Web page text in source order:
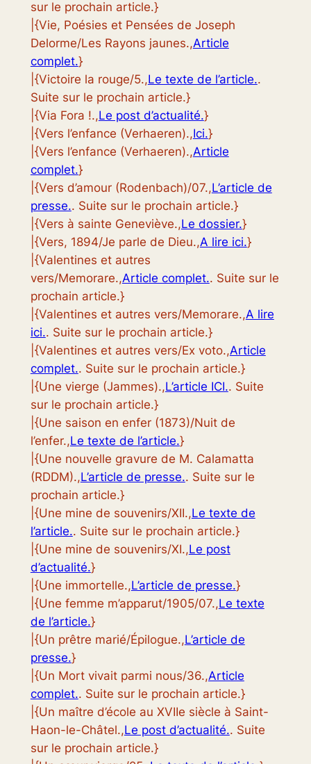
sur le prochain article.}
|{Vie, Poésies et Pensées de Joseph
Delorme/Les Rayons jaunes.,Article
complet.}
|{Victoire la rouge/5.,Le texte de l’article..
Suite sur le prochain article.}
|{Via Fora !.,Le post d’actualité.}
|{Vers l’enfance (Verhaeren).,Ici.}
|{Vers l’enfance (Verhaeren).,Article
complet.}
|{Vers d’amour (Rodenbach)/07.,L’article de
presse.. Suite sur le prochain article.}
|{Vers à sainte Geneviève.,Le dossier.}
|{Vers, 1894/Je parle de Dieu.,A lire ici.}
|{Valentines et autres
vers/Memorare.,Article complet.. Suite sur le
prochain article.}
|{Valentines et autres vers/Memorare.,A lire
ici.. Suite sur le prochain article.}
|{Valentines et autres vers/Ex voto.,Article
complet.. Suite sur le prochain article.}
|{Une vierge (Jammes).,L’article ICI.. Suite
sur le prochain article.}
|{Une saison en enfer (1873)/Nuit de
l’enfer.,Le texte de l’article.}
|{Une nouvelle gravure de M. Calamatta
(RDDM).,L’article de presse.. Suite sur le
prochain article.}
|{Une mine de souvenirs/XII.,Le texte de
l’article.. Suite sur le prochain article.}
|{Une mine de souvenirs/XI.,Le post
d’actualité.}
|{Une immortelle.,L’article de presse.}
|{Une femme m’apparut/1905/07.,Le texte
de l’article.}
|{Un prêtre marié/Épilogue.,L’article de
presse.}
|{Un Mort vivait parmi nous/36.,Article
complet.. Suite sur le prochain article.}
|{Un maître d’école au XVIIe siècle à Saint-
Haon-le-Châtel.,Le post d’actualité.. Suite
sur le prochain article.}